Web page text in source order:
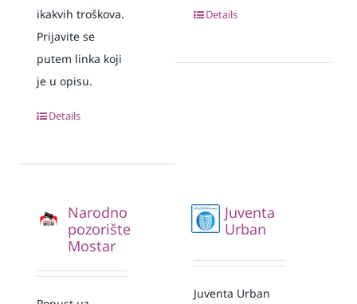
ikakvih troškova.
Prijavite se
putem linka koji
je u opisu.
Details
Details
Narodno
pozorište
Mostar
Juventa
Urban
Juventa Urban